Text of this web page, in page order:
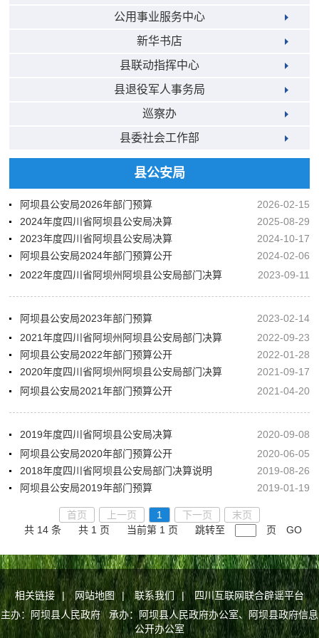
公用事业服务中心
新华书店
县联动指挥中心
县退役军人事务局
巡察办
县委社会工作部
县公安局
阿坝县公安局2026年部门预算
2026-02-15
2024年度四川省阿坝县公安局决算
2025-08-29
2023年度四川省阿坝县公安局决算
2024-10-17
阿坝县公安局2024年部门预算公开
2024-02-06
2022年度四川省阿坝州阿坝县公安局部门决算
2023-09-11
阿坝县公安局2023年部门预算
2023-02-14
2021年度四川省阿坝州阿坝县公安局部门决算
2022-09-23
阿坝县公安局2022年部门预算公开
2022-01-28
2020年度四川省阿坝州阿坝县公安局部门决算
2021-09-17
阿坝县公安局2021年部门预算公开
2021-04-20
2019年度四川省阿坝县公安局决算
2020-09-08
阿坝县公安局2020年部门预算公开
2020-06-05
2018年度四川省阿坝县公安局部门决算说明
2019-08-26
阿坝县公安局2019年部门预算
2019-01-19
首页 上一页 1 下一页
末页
共 14 条
共 1 页 当前第 1 页 跳转至 页 GO
相关链接 | 网站地图 | 联系我们 |
四川互联网联合辟谣平台
主办：阿坝县人民政府 承办：阿坝县人民政府办公室、阿坝县政府信息
公开办公室